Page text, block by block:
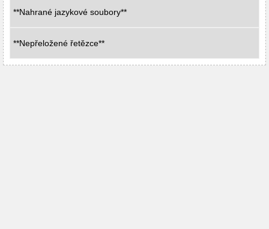
**Nahrané jazykové soubory**
**Nepřeložené řetězce**